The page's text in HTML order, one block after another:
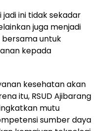
ini tidak sekadar
juga menjadi
bersama untuk
kepada
kesehatan akan
itu, RSUD Ajibarang
mutu
sumber daya